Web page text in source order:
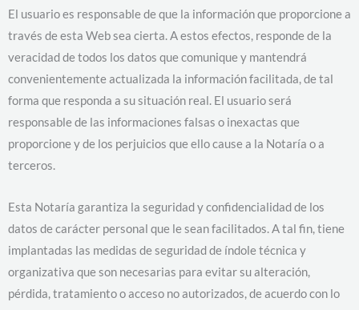
El usuario es responsable de que la información que proporcione a
través de esta Web sea cierta. A estos efectos, responde de la
veracidad de todos los datos que comunique y mantendrá
convenientemente actualizada la información facilitada, de tal
forma que responda a su situación real. El usuario será
responsable de las informaciones falsas o inexactas que
proporcione y de los perjuicios que ello cause a la Notaría o a
terceros.
Esta Notaría garantiza la seguridad y confidencialidad de los
datos de carácter personal que le sean facilitados. A tal fin, tiene
implantadas las medidas de seguridad de índole técnica y
organizativa que son necesarias para evitar su alteración,
pérdida, tratamiento o acceso no autorizados, de acuerdo con lo